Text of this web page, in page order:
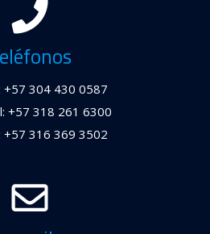
+57 304 430 0587
+57 318 261 6300
+57 316 369 3502